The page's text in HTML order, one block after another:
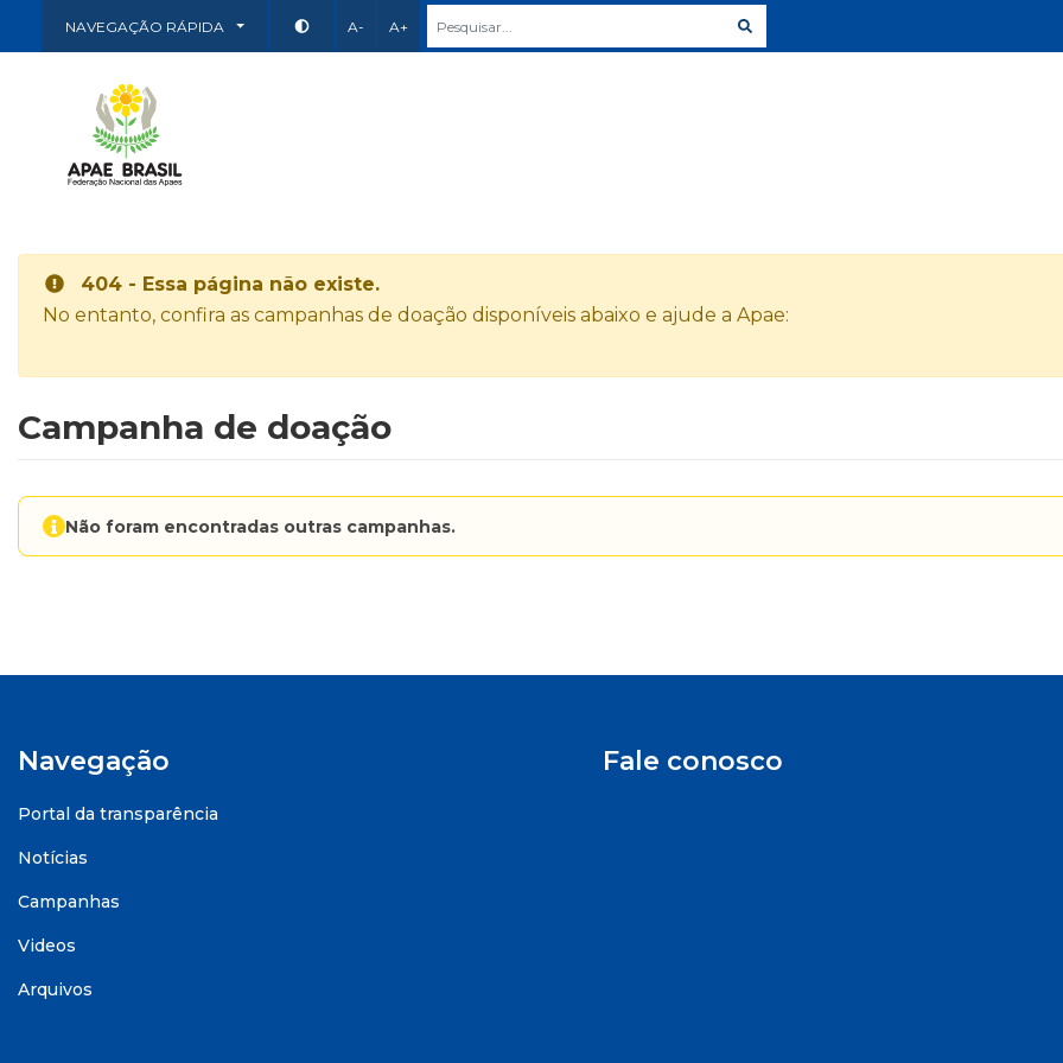
NAVEGAÇÃO RÁPIDA A- A+
404 - Essa página não existe.
No entanto, confira as campanhas de doação disponíveis abaixo e ajude a Apae:
Campanha de doação
Não foram encontradas outras campanhas.
Navegação
Portal da transparência
Notícias
Campanhas
Videos
Arquivos
Fale conosco